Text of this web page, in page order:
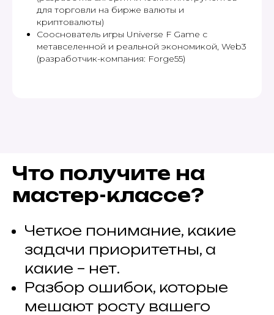
для торговли на бирже валюты и
криптовалюты)
Сооснователь игры Universe F Game с
метавселенной и реальной экономикой, Web3
(разработчик-компания: Forge55)
Что получите на
мастер-классе?
Четкое понимание, какие
задачи приоритетны, а
какие – нет.
Разбор ошибок, которые
мешают росту вашего